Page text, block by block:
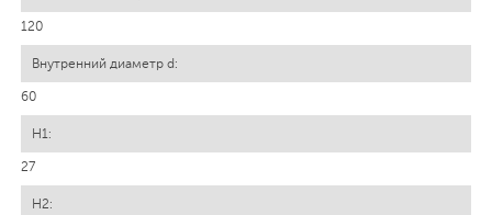
120
60
27